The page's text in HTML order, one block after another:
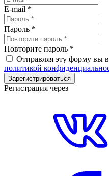
E-mail *
Пароль *
Повторите пароль *
Отправляя эту форму вы
политикой
Зарегистрироваться
Регистрация через